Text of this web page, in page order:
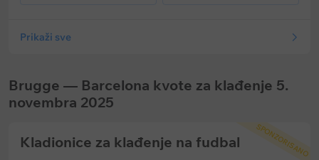
Prikaži sve
Brugge — Barcelona kvote za klađenje 5.
novembra 2025
SPONZORISANO
Kladionice za klađenje na fudbal